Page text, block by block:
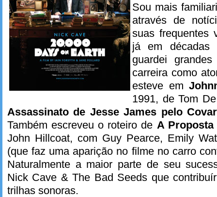
Sou mais
através de
suas frequentes
já em décadas
guardei
carreira como
esteve em
1991, de Tom
Assassinato de Jesse James pelo
Também escreveu o roteiro de A Proposta
John Hillcoat, com Guy Pearce, Emily
(que faz uma aparição no filme no carro
Naturalmente a maior parte de seu
Nick Cave & The Bad Seeds que
trilhas sonoras.